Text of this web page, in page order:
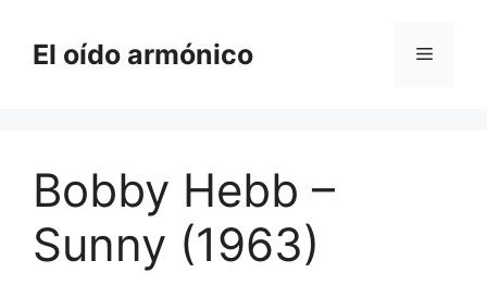
contenido
El oído armónico Menú
Bobby Hebb –
Sunny (1963)